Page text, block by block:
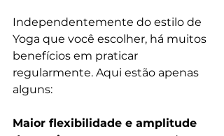
Independentemente do estilo de
Yoga que você escolher, há muitos
benefícios em praticar
regularmente. Aqui estão apenas
alguns:
Maior flexibilidade e amplitude